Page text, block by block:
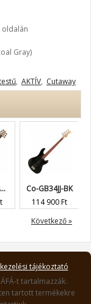
oldalán
Gray)
, AKTÍV, Cutaway
Co-GB34JJ-BK
114 900 Ft
Következő »
tájékoztató
t tartalmazzák.
tartott termékekre